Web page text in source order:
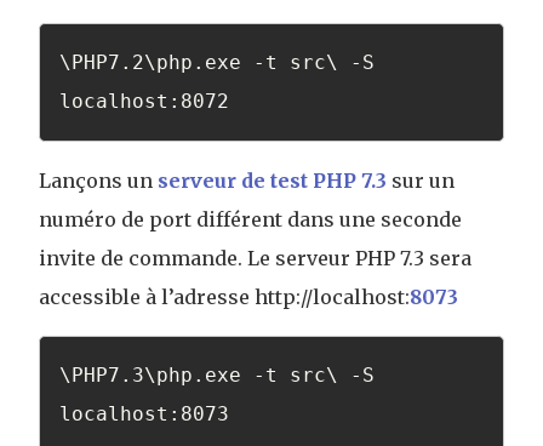
\PHP7.2\php.exe -t src\ -S
localhost:8072
Lançons un serveur de test PHP 7.3 sur un
numéro de port différent dans une seconde
invite de commande. Le serveur PHP 7.3 sera
accessible à l’adresse http://localhost:8073
\PHP7.3\php.exe -t src\ -S
localhost:8073